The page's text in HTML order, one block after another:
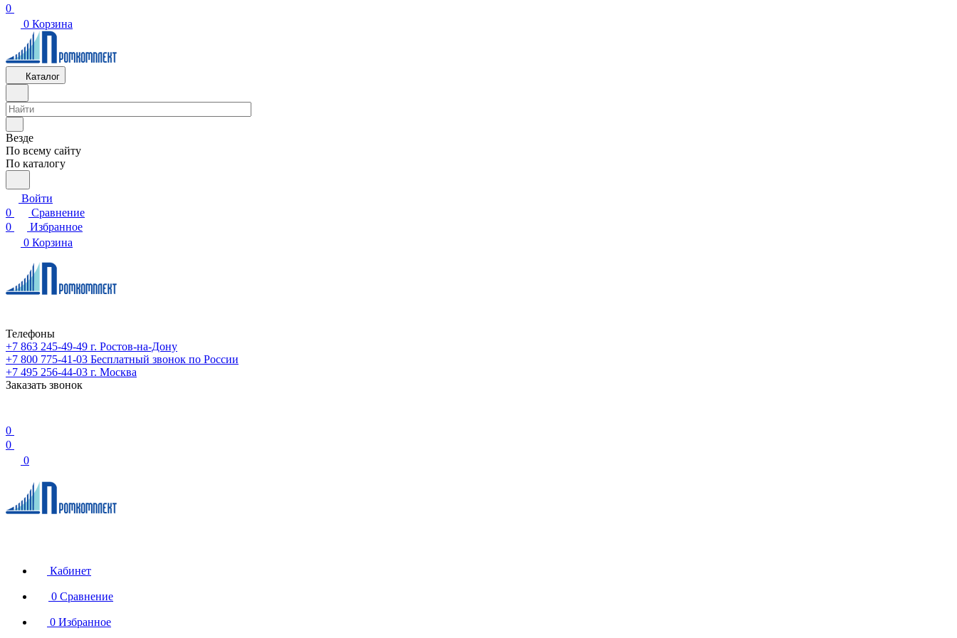
0
0 Корзина
Каталог
Везде
По всему сайту
По каталогу
Войти
0
Сравнение
0
Избранное
0 Корзина
Телефоны
+7 863 245-49-49 г. Ростов-на-Дону
+7 800 775-41-03 Бесплатный звонок по России
+7 495 256-44-03 г. Москва
Заказать звонок
0
0
0
Кабинет
0 Сравнение
0 Избранное